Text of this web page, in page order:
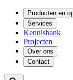
Producten en
Services
Kennisbank
Projecten
Over ons
Contact